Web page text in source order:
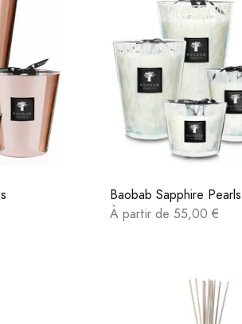
Baobab Sapphire Pearls
À partir de 55,00 €